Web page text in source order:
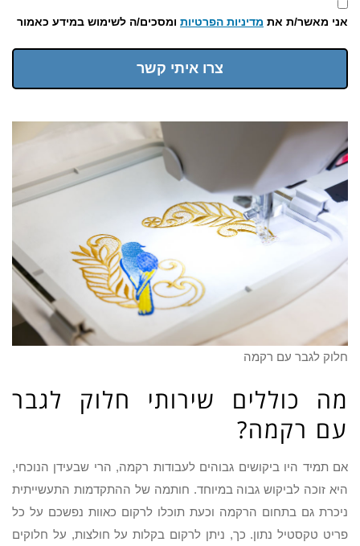
אני מאשר/ת את מדיניות הפרטיות ומסכים/ה לשימוש במידע כאמור
צרו איתי קשר
חלוק לגבר עם רקמה
מה כוללים שירותי חלוק לגבר
עם רקמה?
אם תמיד היו ביקושים גבוהים לעבודות רקמה, הרי שבעידן הנוכחי,
היא זוכה לביקוש גבוה במיוחד. חותמה של ההתקדמות התעשייתית
ניכרת גם בתחום הרקמה וכעת תוכלו לרקום כאוות נפשכם על כל
פריט טקסטיל נתון. כך, ניתן לרקום בקלות על חולצות, על חלוקים